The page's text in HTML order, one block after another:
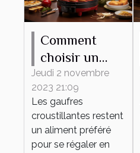
Comment
choisir un
gaufrier ?
Jeudi 2 novembre
2023 21:09
Les gaufres
croustillantes restent
un aliment préféré
pour se régaler en